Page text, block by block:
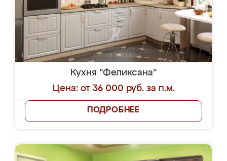
Кухня "Феликсана"
Цена: от 36 000 руб. за п.м.
ПОДРОБНЕЕ